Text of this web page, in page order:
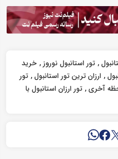
تور استانبول نوروز خرید
ارزان ترین تور استانبول تور
آخری تور ارزان استانبول با